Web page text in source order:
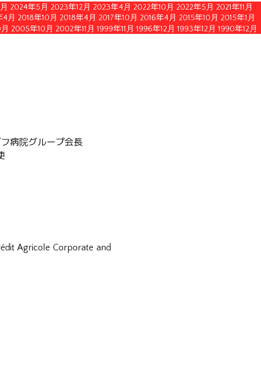
2024年5月 2023年12月 2023年4月 2022年10月 2022年5月 2021年11月
4月 2018年10月 2018年4月 2017年10月 2016年4月 2015年10月 2015年1月
2005年10月 2002年11月 1999年11月 1996年12月 1993年12月 1990年12月
病院グループ会長
Agricole Corporate and